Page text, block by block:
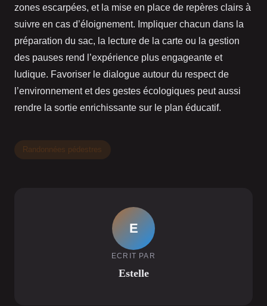
zones escarpées, et la mise en place de repères clairs à
suivre en cas d’éloignement. Impliquer chacun dans la
préparation du sac, la lecture de la carte ou la gestion
des pauses rend l’expérience plus engageante et
ludique. Favoriser le dialogue autour du respect de
l’environnement et des gestes écologiques peut aussi
rendre la sortie enrichissante sur le plan éducatif.
Randonnées pédestres
E
ECRIT PAR
Estelle